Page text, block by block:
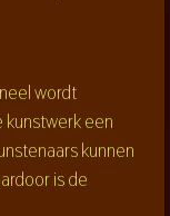
wordt
een
kunnen
is de